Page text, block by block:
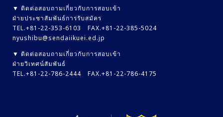
▼ ติดต่อสอบถามเกี่ยวกับการสอบเข้า
ฝ่ายประชาสัมพันธ์การรับสมัคร
TEL.+81-22-353-6103 FAX.+81-22-385-5024
nyushibu@sendaiikuei.ed.jp
▼ ติดต่อสอบถามเกี่ยวกับการสอบเข้า
ฝ่ายวิเทศน์สัมพันธ์
TEL.+81-22-786-2444 FAX.+81-22-786-4175